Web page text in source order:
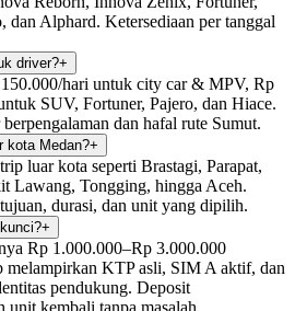
dan Alphard. Ketersediaan per tanggal
driver?+
hari untuk city car & MPV, Rp
SUV, Fortuner, Pajero, dan Hiace.
dan hafal rute Sumut.
kota Medan?+
luar kota seperti Brastagi, Parapat,
Lawang, Tongging, hingga Aceh.
durasi, dan unit yang dipilih.
+
Rp 1.000.000–Rp 3.000.000
melampirkan KTP asli, SIM A aktif, dan
pendukung. Deposit
unit kembali tanpa masalah.